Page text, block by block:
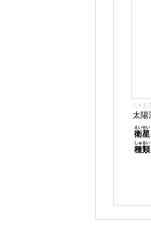
👈 お
太陽
衛星
えいせい
種類
しゅるい